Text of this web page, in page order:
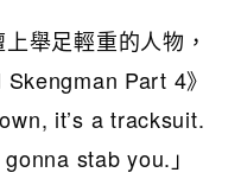
舉足輕重的人物，
Part 4》
it’s a tracksuit.
stab you.」